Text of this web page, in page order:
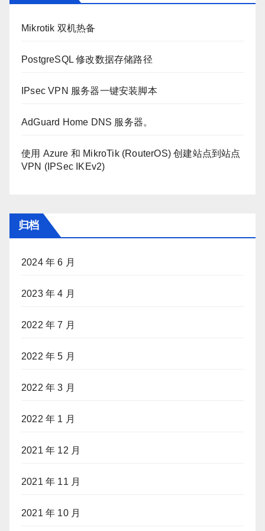
Mikrotik 双机热备
PostgreSQL 修改数据存储路径
IPsec VPN 服务器一键安装脚本
AdGuard Home DNS 服务器。
使用 Azure 和 MikroTik (RouterOS) 创建站点到站点
VPN (IPSec IKEv2)
归档
2024 年 6 月
2023 年 4 月
2022 年 7 月
2022 年 5 月
2022 年 3 月
2022 年 1 月
2021 年 12 月
2021 年 11 月
2021 年 10 月